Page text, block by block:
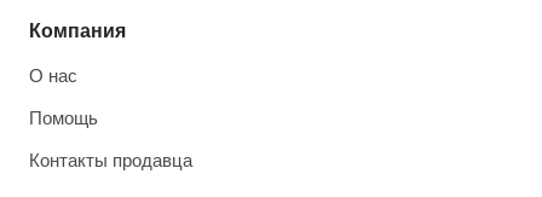
Компания
О нас
Помощь
Контакты продавца